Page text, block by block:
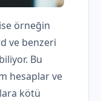
örneğin
ve benzeri
Bu
hesaplar ve
kötü